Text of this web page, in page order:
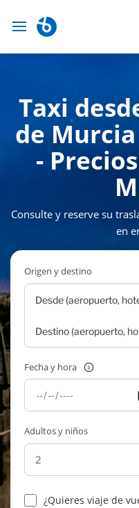
Taxi
de
-
Consulte y reserve su
en
Origen y destino
Fecha y hora
Adultos y niños
¿Quieres viaje de